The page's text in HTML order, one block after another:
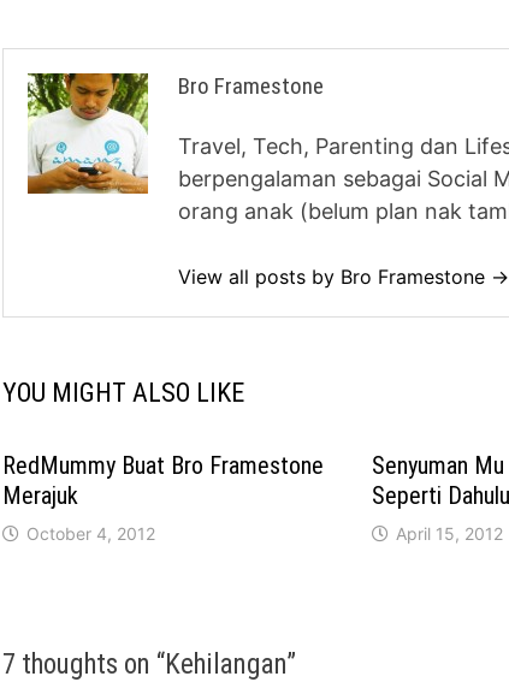
Bro Framestone
Travel, Tech, Parenting dan
berpengalaman sebagai Social
orang anak (belum plan nak
View all posts by Bro Framestone →
YOU MIGHT ALSO LIKE
RedMummy Buat Bro Framestone
Merajuk
October 4, 2012
Senyuman
Seperti Dahulu
April 15, 2012
7 thoughts on “Kehilangan”